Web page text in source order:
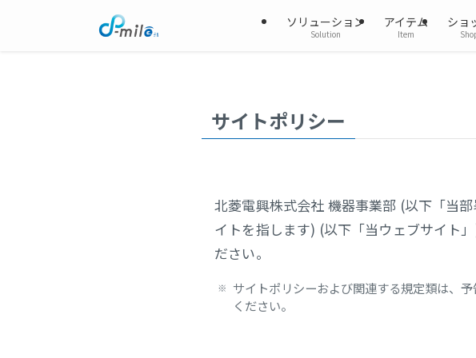
ソリューション
Solution
アイテム
Item
ショ
サイトポリシー
北菱電興株式会社 機器事業部 (以下「当
イトを指します) (以下「当ウェブサイト
ださい。
サイトポリシーおよび関連する規定類は、
ください。